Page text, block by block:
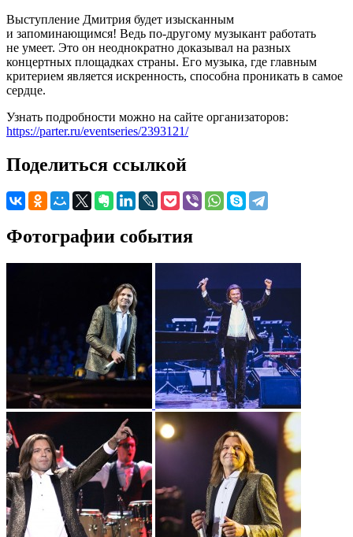
Выступление Дмитрия будет изысканным
и запоминающимся! Ведь по-другому музыкант работать
не умеет. Это он неоднократно доказывал на разных
концертных площадках страны. Его музыка, где главным
критерием является искренность, способна проникать в самое
сердце.
Узнать подробности можно на сайте организаторов:
https://parter.ru/eventseries/2393121/
Поделиться ссылкой
Фотографии события